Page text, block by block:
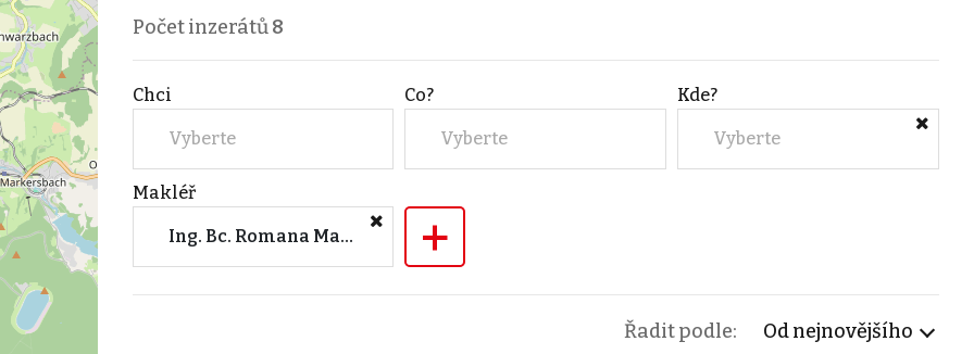
Počet inzerátů8
Chci
Vyberte
Co?
Vyberte
Kde?
Vyberte
Makléř
Ing. Bc. Romana Marečková (M&M reality) +
Řadit podle: Od nejnovějšího